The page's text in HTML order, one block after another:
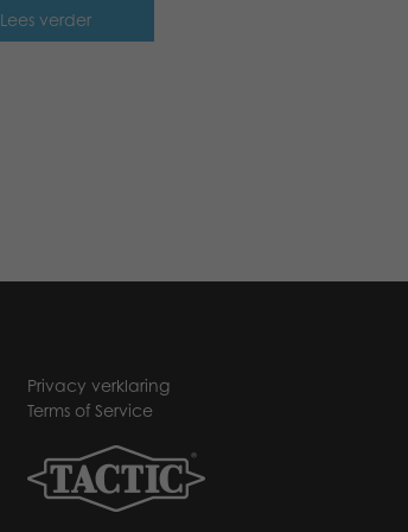
Lees verder
Privacy verklaring
Terms of Service